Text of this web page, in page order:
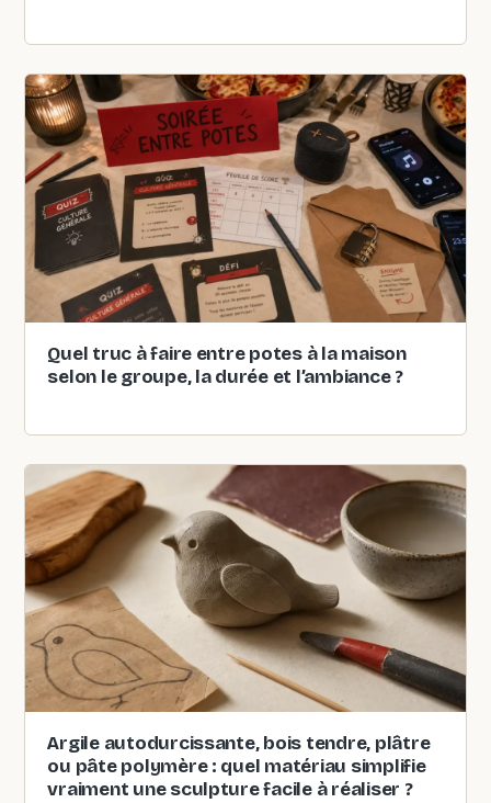
Quel truc à faire entre potes à la maison
selon le groupe, la durée et l’ambiance ?
Argile autodurcissante, bois tendre, plâtre
ou pâte polymère : quel matériau simplifie
vraiment une sculpture facile à réaliser ?